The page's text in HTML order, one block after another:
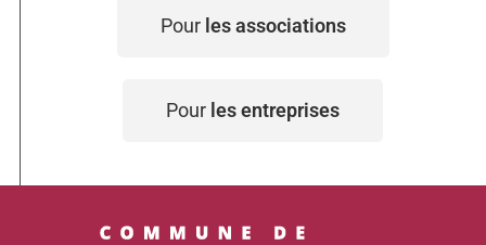
Pour les associations
Pour les entreprises